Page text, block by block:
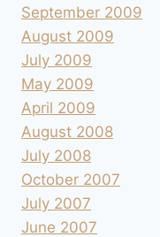
September 2009
August 2009
July 2009
May 2009
April 2009
August 2008
July 2008
October 2007
July 2007
June 2007